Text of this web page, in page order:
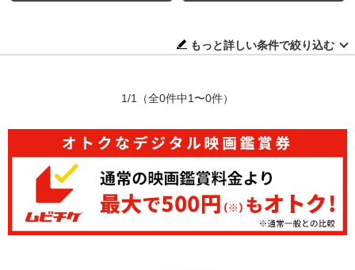
もっと詳しい条件で絞り込む
1/1 （全0件中1〜0件）